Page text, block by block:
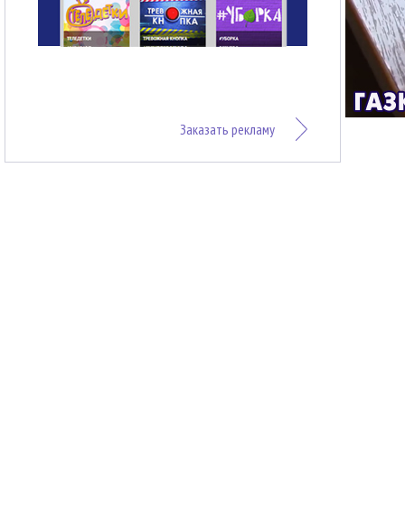
Заказать рекламу